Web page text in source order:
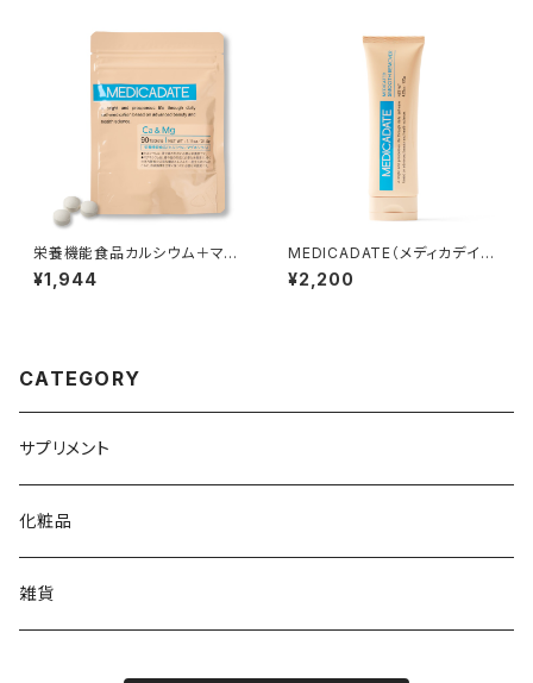
栄養機能食品カルシウム＋マグ
ネシウムサプリ
¥1,944
MEDICADATE（メディカデイ
ト）薬用スムーズリムーバー
¥2,200
CATEGORY
サプリメント
化粧品
雑貨